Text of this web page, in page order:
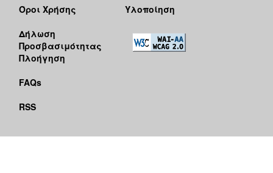
Όροι Χρήσης
Δήλωση
Προσβασιμότητας
Πλοήγηση
FAQs
RSS
Υλοποίηση